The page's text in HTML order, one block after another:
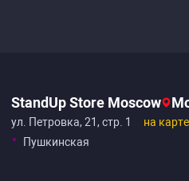
StandUp Store Moscow
ул. Петровка, 21, стр. 1
на карте
Пушкинская